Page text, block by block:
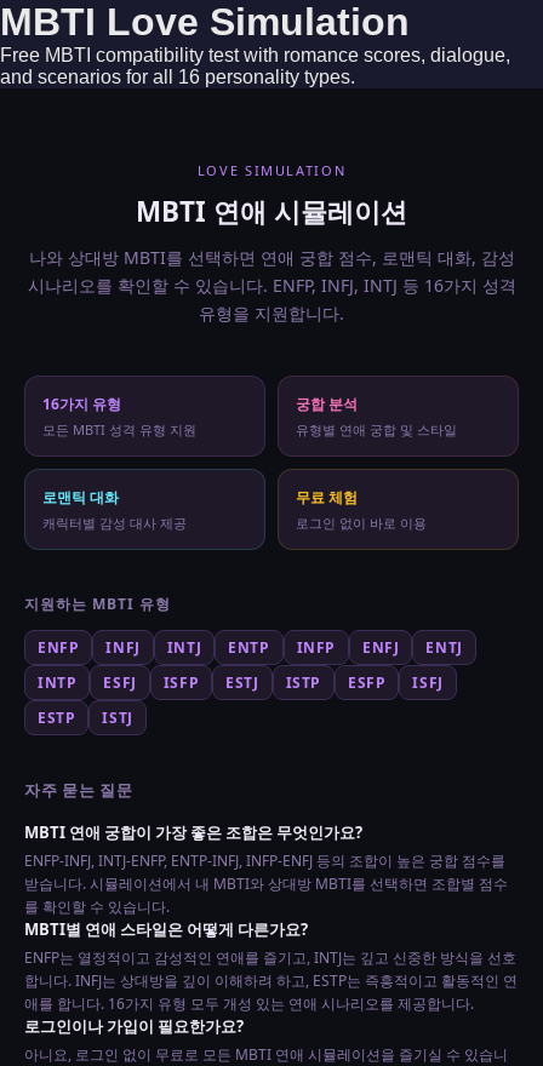
MBTI Love Simulation — Frequently
Which MBTI types are the most compatible in love?
Pairings like ENFP-INFJ, INTJ-ENFP, ENTP-INFJ, and INFP-
How does love style differ by MBTI type?
How many MBTI types are supported?
All 16 MBTI types are supported: ENFP, INFJ, INTJ, ENTP,
What languages are supported?
MBTI Love Simulation
Free MBTI compatibility test with romance scores, dialogue,
and scenarios for all 16 personality types.
LOVE SIMULATION
MBTI 연애 시뮬레이션
나와 상대방 MBTI를 선택하면 연애 궁합 점수, 로맨틱 대화, 감성
시나리오를 확인할 수 있습니다. ENFP, INFJ, INTJ 등 16가지 성격
유형을 지원합니다.
16가지 유형
모든 MBTI 성격 유형 지원
궁합 분석
유형별 연애 궁합 및 스타일
로맨틱 대화
캐릭터별 감성 대사 제공
무료 체험
로그인 없이 바로 이용
지원하는 MBTI 유형
ENFP INFJ INTJ ENTP INFP ENFJ
ENTJ
INTP
ESFJ ISFP ESTJ ISTP ESFP
ISFJ
ESTP
ISTJ
자주 묻는 질문
MBTI 연애 궁합이 가장 좋은 조합은 무엇인가요?
ENFP-INFJ, INTJ-ENFP, ENTP-INFJ, INFP-ENFJ 등의 조합이 높은 궁합 점수를
받습니다. 시뮬레이션에서 내 MBTI와 상대방 MBTI를 선택하면 조합별 점수
를 확인할 수 있습니다.
MBTI별 연애 스타일은 어떻게 다른가요?
ENFP는 열정적이고 감성적인 연애를 즐기고, INTJ는 깊고 신중한 방식을 선호
합니다. INFJ는 상대방을 깊이 이해하려 하고, ESTP는 즉흥적이고 활동적인 연
애를 합니다. 16가지 유형 모두 개성 있는 연애 시나리오를 제공합니다.
로그인이나 가입이 필요한가요?
아니요, 로그인 없이 무료로 모든 MBTI 연애 시뮬레이션을 즐기실 수 있습니